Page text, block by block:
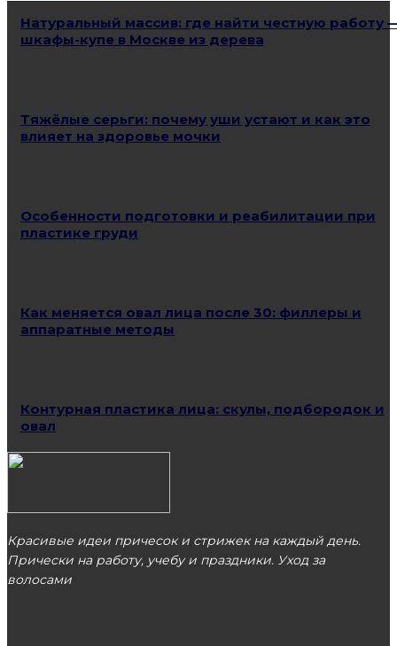
Натуральный массив: где найти честную работу
шкафы-купе в Москве из дерева
Тяжёлые серьги: почему уши устают и как это
влияет на здоровье мочки
Особенности подготовки и реабилитации при
пластике груди
Как меняется овал лица после 30: филлеры и
аппаратные методы
Контурная пластика лица: скулы, подбородок и
овал
Красивые идеи причесок и стрижек на каждый день.
Прически на работу, учебу и праздники. Уход за
волосами